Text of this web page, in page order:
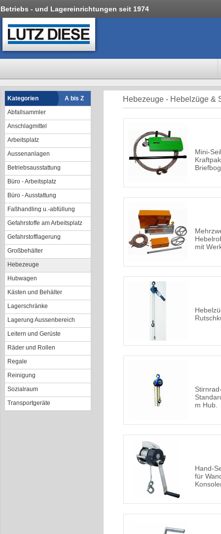
Betriebs - und Lagereinrichtungen seit 1974
Kategorien
A bis Z
Abfallsammler
Anschlagmittel
Arbeitsplatz
Aussenanlagen
Betriebsausstattung
Büro - Arbeitsplatz
Büro - Ausstattung
Faßhandling u.-abfüllung
Gefahrstoffe am Arbeitsplatz
Gefahrstofflagerung
Großbehälter
Hebezeuge
Hubwagen
Kästen und Behälter
Lagerschränke
Lagerung Aussenbereich
Leitern und Gerüste
Räder und Rollen
Regale
Reinigung
Sozialraum
Transportgeräte
Hebezeuge - Hebelzüge &
Mini-
mit
m Hub.
Hand-
für